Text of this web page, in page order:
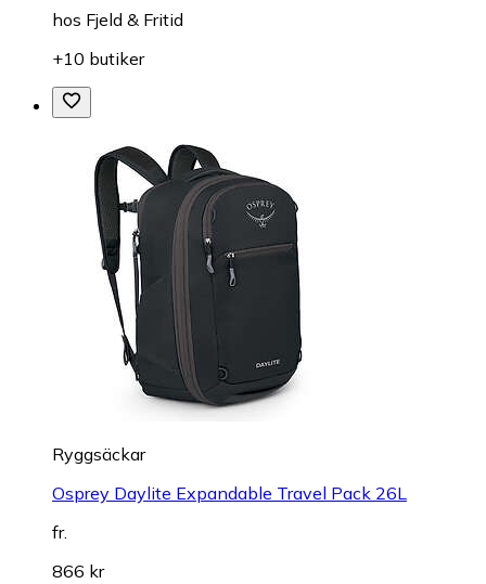
hos Fjeld & Fritid
+10 butiker
Ryggsäckar
Osprey Daylite Expandable Travel Pack 26L
fr.
866 kr